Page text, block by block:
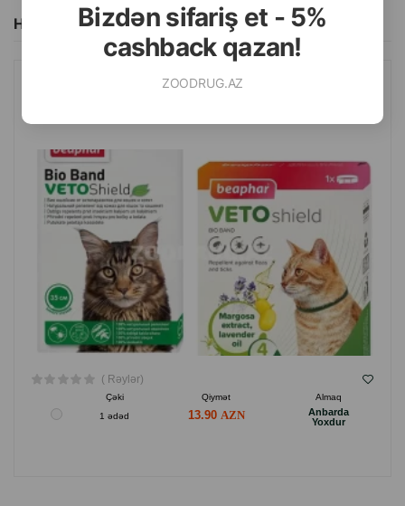
Bizdən sifariş et - 5%
cashback qazan!
ZOODRUG.AZ
Hamısını Gör
( Rəylər)
Çəki Qiymət
Almaq
1 ədəd
13.90
Anbarda
Yoxdur